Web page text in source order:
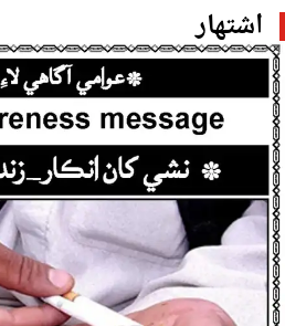
اشتهار